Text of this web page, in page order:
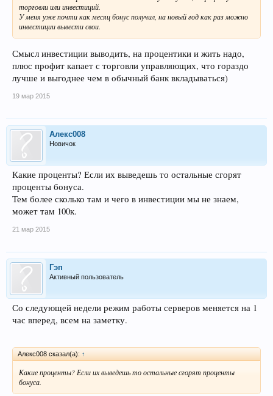
торговли или инвестиций.
У меня уже почти как месяц бонус получил, на новый год как раз можно
инвестиции вывести свои.
Смысл инвестиции выводить, на процентики и жить надо,
плюс профит капает с торговли управляющих, что гораздо
лучше и выгоднее чем в обычный банк вкладываться)
19 мар 2015
Алекс008
Новичок
Какие проценты? Если их выведешь то остальные сгорят
проценты бонуса.
Тем более сколько там и чего в инвестиции мы не знаем,
может там 100к.
21 мар 2015
Гэп
Активный пользователь
Со следующей недели режим работы серверов меняется на 1
час вперед, всем на заметку.
Алекс008 сказал(а): ↑
Какие проценты? Если их выведешь то остальные сгорят проценты
бонуса.